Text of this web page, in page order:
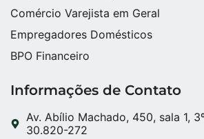
Comércio Varejista em Geral
Empregadores Domésticos
BPO Financeiro
Informações de Contato
Av. Abílio Machado, 450, sala 1,
30.820-272